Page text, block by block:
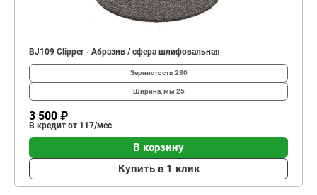
BJ109 Clipper - Абразив / сфера шлифовальная
Зернистость230
Ширина, мм 25
3 500 ₽
В кредит от 117/мес
В корзину
Купить в 1 клик